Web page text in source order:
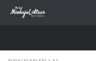
Skip to content